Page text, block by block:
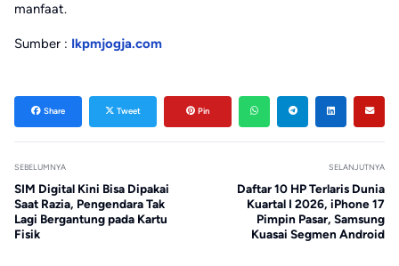
manfaat.
Sumber : Ikpmjogja.com
Share Tweet Pin
SEBELUMNYA
SIM Digital Kini Bisa Dipakai
Saat Razia, Pengendara Tak
Lagi Bergantung pada Kartu
Fisik
SELANJUTNYA
Daftar 10 HP Terlaris Dunia
Kuartal I 2026, iPhone 17
Pimpin Pasar, Samsung
Kuasai Segmen Android